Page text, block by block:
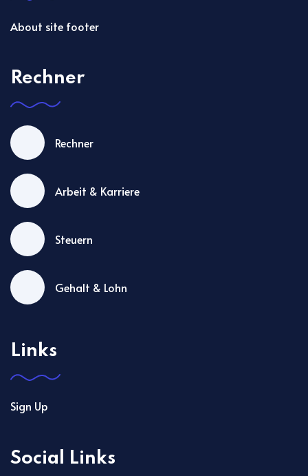
About site footer
Rechner
Rechner
Arbeit & Karriere
Steuern
Gehalt & Lohn
Links
Sign Up
Social Links